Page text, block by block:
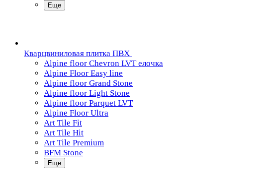
Еще
Кварцвиниловая плитка ПВХ
Alpine floor Chevron LVT елочка
Alpine Floor Easy line
Alpine floor Grand Stone
Alpine floor Light Stone
Alpine floor Parquet LVT
Alpine Floor Ultra
Art Tile Fit
Art Tile Hit
Art Tile Premium
BFM Stone
Еще